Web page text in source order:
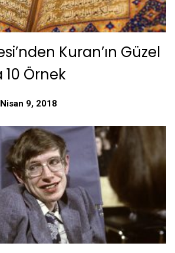
Kuran’ın Güzel
10 Örnek
Nisan 9, 2018